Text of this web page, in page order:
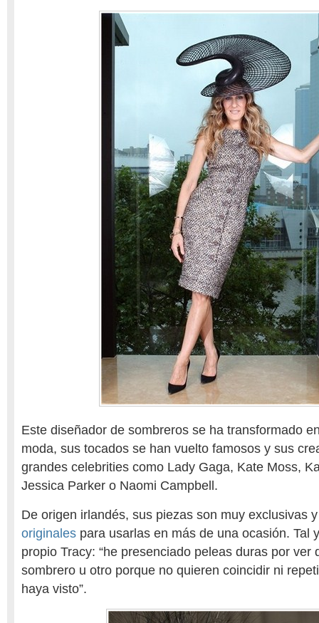
Este diseñador de sombreros se ha transformado
moda, sus tocados se han vuelto famosos y sus
grandes celebrities como Lady Gaga, Kate Moss,
Jessica Parker o Naomi Campbell.
De origen irlandés, sus piezas son muy exclusivas
originales para usarlas en más de una ocasión. Tal
propio Tracy: “he presenciado peleas duras por ver
sombrero u otro porque no quieren coincidir ni
haya visto”.